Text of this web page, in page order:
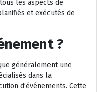
les aspects de
et exécutés de
?
généralement une
dans la
d’événements. Cette